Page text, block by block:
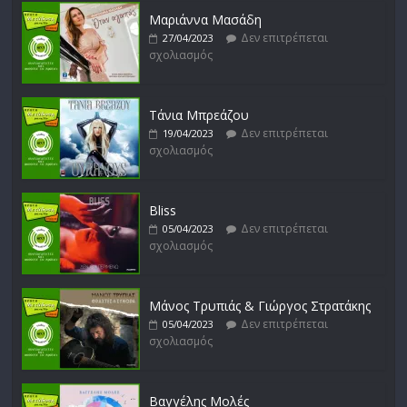
σχολιασμός
Μαριάννα Μασάδη
27/04/2023
Δεν επιτρέπεται
σχολιασμός
Τάνια Μπρεάζου
19/04/2023
Δεν επιτρέπεται
σχολιασμός
Bliss
05/04/2023
Δεν επιτρέπεται
σχολιασμός
Μάνος Τρυπιάς & Γιώργος Στρατάκης
05/04/2023
Δεν επιτρέπεται
σχολιασμός
Βαγγέλης Μολές